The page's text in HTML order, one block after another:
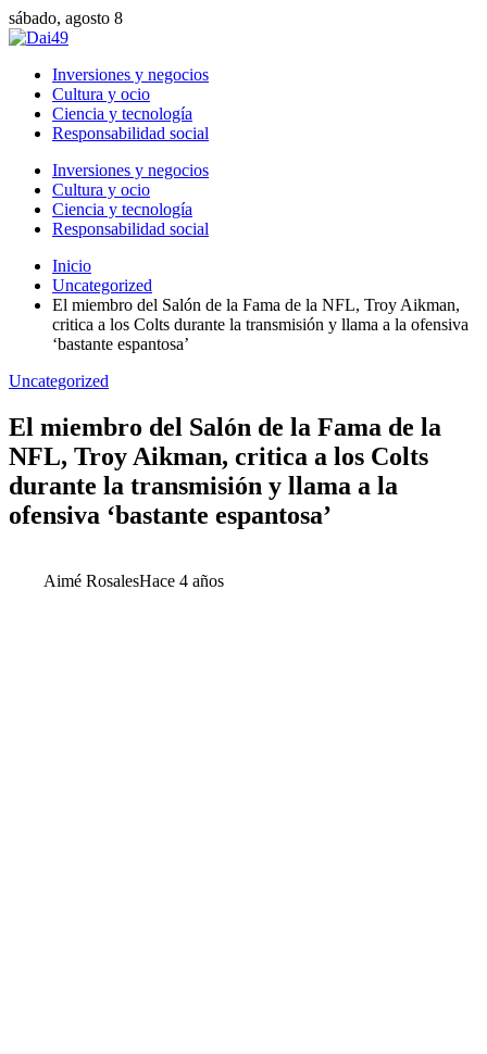
sábado, agosto 8
Inversiones y negocios
Cultura y ocio
Ciencia y tecnología
Responsabilidad social
Inversiones y negocios
Cultura y ocio
Ciencia y tecnología
Responsabilidad social
Inicio
Uncategorized
El miembro del Salón de la Fama de la NFL, Troy Aikman,
critica a los Colts durante la transmisión y llama a la ofensiva
‘bastante espantosa’
Uncategorized
El miembro del Salón de la Fama de la
NFL, Troy Aikman, critica a los Colts
durante la transmisión y llama a la
ofensiva ‘bastante espantosa’
Aimé RosalesHace 4 años